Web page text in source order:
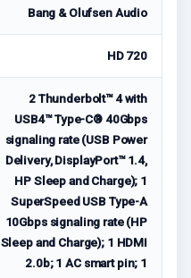
Bang & Olufsen Audio
HD 720
2 Thunderbolt™ 4 with
USB4™ Type-C® 40Gbps
signaling rate (USB Power
Delivery, DisplayPort™ 1.4,
HP Sleep and Charge); 1
SuperSpeed USB Type-A
10Gbps signaling rate (HP
Sleep and Charge); 1 HDMI
2.0b; 1 AC smart pin; 1